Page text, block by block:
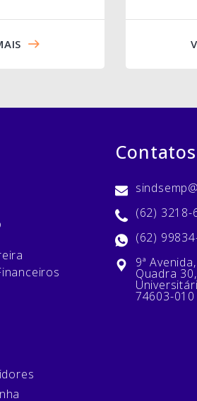
Contatos
(62) 3218-
(62)
9ª
Quadra
74603-010